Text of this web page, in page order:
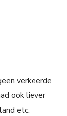
verkeerde
ook liever
etc.